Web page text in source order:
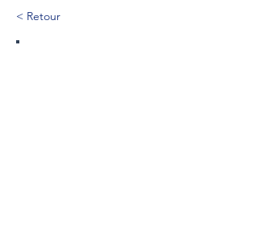
< Retour